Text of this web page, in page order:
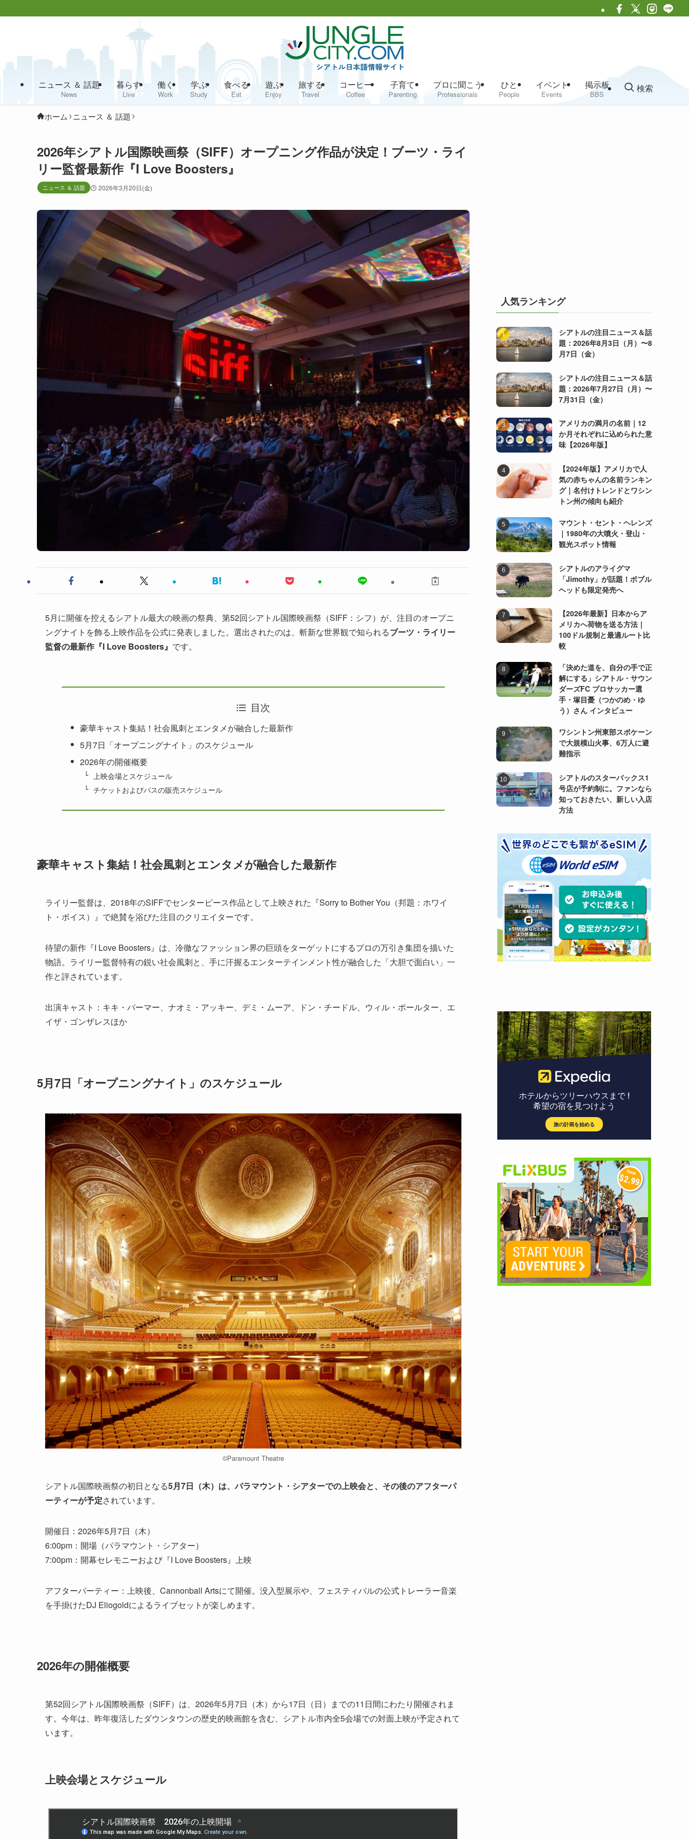
ニュース ＆ 話題
News
暮らす
Live
働く
Work
学ぶ
Study
食べる
Eat
遊ぶ
Enjoy
旅する
Travel
コーヒー
Coffee
子育て
Parenting
プロに聞こう
Professionals
ひと
People
イベント
Events
掲示板
BBS
検索
ホーム ニュース ＆ 話題
2026年シアトル国際映画祭（SIFF）オープニング作品が決定！ブーツ・ライ
リー監督最新作『I Love Boosters』
ニュース ＆ 話題 2026年3月20日(金)
5月に開催を控えるシアトル最大の映画の祭典、第52回シアトル国際映画祭（SIFF：シフ）が、注目のオープニ
ングナイトを飾る上映作品を公式に発表しました。選出されたのは、斬新な世界観で知られるブーツ・ライリー
監督の最新作『I Love Boosters』 です。
目次
豪華キャスト集結！社会風刺とエンタメが融合した最新作
5月7日「オープニングナイト」のスケジュール
2026年の開催概要
上映会場とスケジュール
チケットおよびパスの販売スケジュール
豪華キャスト集結！社会風刺とエンタメが融合した最新作
ライリー監督は、2018年のSIFFでセンターピース作品として上映された『Sorry to Bother You（邦題：ホワイ
ト・ボイス）』で絶賛を浴びた注目のクリエイターです。
待望の新作『I Love Boosters』は、冷徹なファッション界の巨頭をターゲットにするプロの万引き集団を描いた
物語。ライリー監督特有の鋭い社会風刺と、手に汗握るエンターテインメント性が融合した「大胆で面白い」一
作と評されています。
出演キャスト：キキ・パーマー、ナオミ・アッキー、デミ・ムーア、ドン・チードル、ウィル・ポールター、エ
イザ・ゴンザレスほか
5月7日「オープニングナイト」のスケジュール
©︎Paramount Theatre
シアトル国際映画祭の初日となる5月7日（木）は、パラマウント・シアターでの上映会と、その後のアフターパ
ーティーが予定されています。
開催日：2026年5月7日（木）
6:00pm：開場（パラマウント・シアター）
7:00pm：開幕セレモニーおよび『I Love Boosters』上映
アフターパーティー：上映後、Cannonball Artsにて開催。没入型展示や、フェスティバルの公式トレーラー音楽
を手掛けたDJ Eliogoldによるライブセットが楽しめます。
2026年の開催概要
第52回シアトル国際映画祭（SIFF）は、2026年5月7日（木）から17日（日）までの11日間にわたり開催されま
す。今年は、昨年復活したダウンタウンの歴史的映画館を含む、シアトル市内全5会場での対面上映が予定されて
います。
上映会場とスケジュール
人気ランキング
シアトルの注目ニュース＆話
題：2026年8月3日（月）〜8
月7日（金）
シアトルの注目ニュース＆話
題：2026年7月27日（月）〜
7月31日（金）
アメリカの満月の名前｜12
か月それぞれに込められた意
味【2026年版】
【2024年版】アメリカで人
気の赤ちゃんの名前ランキン
グ｜名付けトレンドとワシン
トン州の傾向も紹介
マウント・セント・ヘレンズ
｜1980年の大噴火・登山・
観光スポット情報
シアトルのアライグマ
「Jimothy」が話題！ボブル
ヘッドも限定発売へ
【2026年最新】日本からア
メリカへ荷物を送る方法｜
100ドル規制と最適ルート比
較
「決めた道を、自分の手で正
解にする」シアトル・サウン
ダーズFC プロサッカー選
手・塚目憂（つかのめ・ゆ
う）さん インタビュー
ワシントン州東部スポケーン
で大規模山火事、6万人に避
難指示
シアトルのスターバックス1
号店が予約制に。ファンなら
知っておきたい、新しい入店
方法